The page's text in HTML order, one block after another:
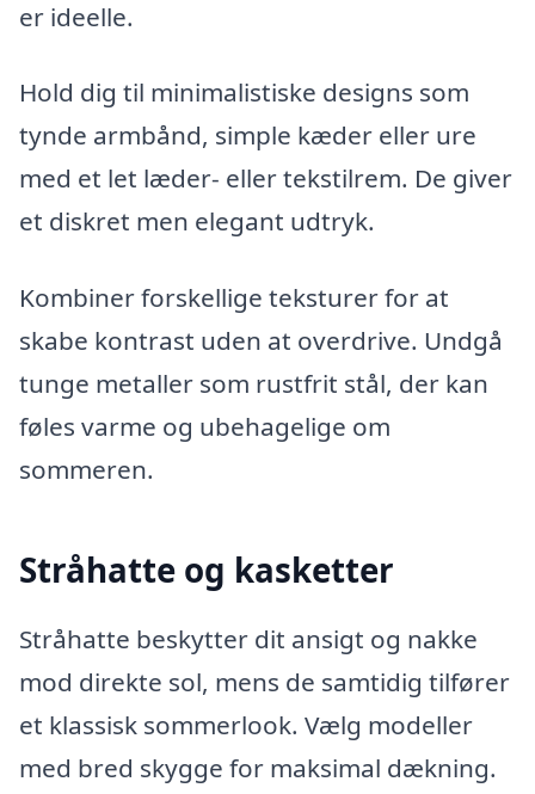
er ideelle.
Hold dig til minimalistiske designs som
tynde armbånd, simple kæder eller ure
med et let læder- eller tekstilrem. De giver
et diskret men elegant udtryk.
Kombiner forskellige teksturer for at
skabe kontrast uden at overdrive. Undgå
tunge metaller som rustfrit stål, der kan
føles varme og ubehagelige om
sommeren.
Stråhatte og kasketter
Stråhatte beskytter dit ansigt og nakke
mod direkte sol, mens de samtidig tilfører
et klassisk sommerlook. Vælg modeller
med bred skygge for maksimal dækning.